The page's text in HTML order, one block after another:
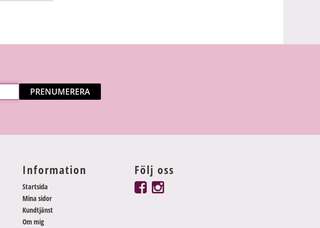
PRENUMERERA
Information
Startsida
Mina sidor
Kundtjänst
Om mig
Följ oss